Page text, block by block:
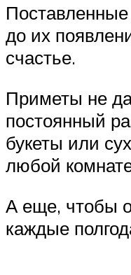
до их
счастье.
Приметы не
постоянный
букеты или
любой
А еще, чтобы
каждые